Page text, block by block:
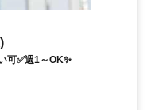
可✅週1～OK✨